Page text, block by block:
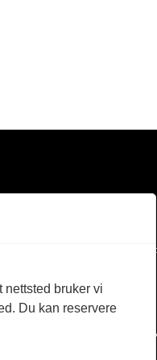
og
nettsted bruker vi
Du kan reservere